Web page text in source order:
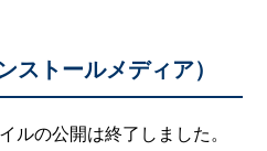
ストールメディア）
ルの公開は終了しました。